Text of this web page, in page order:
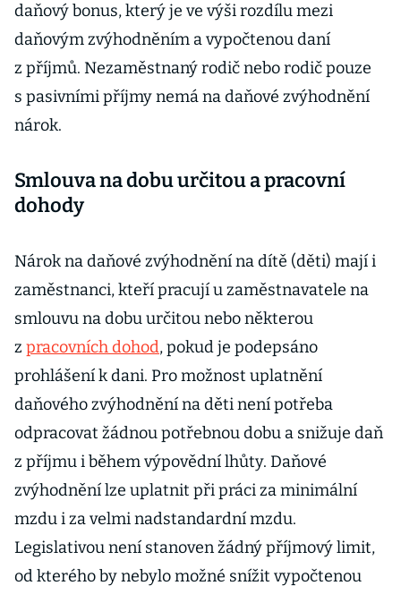
daňový bonus, který je ve výši rozdílu mezi
daňovým zvýhodněním a vypočtenou daní
z příjmů. Nezaměstnaný rodič nebo rodič pouze
s pasivními příjmy nemá na daňové zvýhodnění
nárok.
Smlouva na dobu určitou a pracovní
dohody
Nárok na daňové zvýhodnění na dítě (děti) mají i
zaměstnanci, kteří pracují u zaměstnavatele na
smlouvu na dobu určitou nebo některou
z pracovních dohod, pokud je podepsáno
prohlášení k dani. Pro možnost uplatnění
daňového zvýhodnění na děti není potřeba
odpracovat žádnou potřebnou dobu a snižuje daň
z příjmu i během výpovědní lhůty. Daňové
zvýhodnění lze uplatnit při práci za minimální
mzdu i za velmi nadstandardní mzdu.
Legislativou není stanoven žádný příjmový limit,
od kterého by nebylo možné snížit vypočtenou